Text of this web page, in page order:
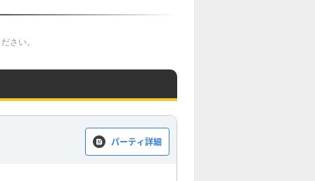
さい。
パーティ詳細